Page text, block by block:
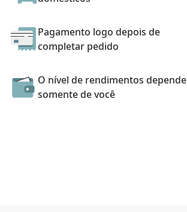
Pagamento logo depois de
completar pedido
O nível de rendimentos depende
somente de você